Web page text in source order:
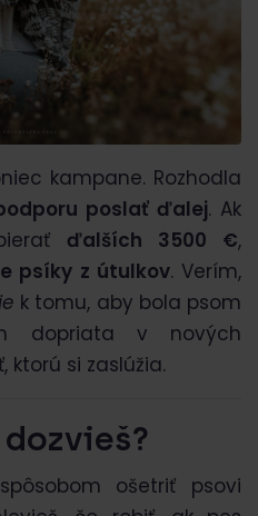
kampane. Rozhodla
poslať ďalej. Ak
ďalších 3500 €,
psíky z útulkov. Verím,
k tomu, aby bola psom
dopriata v nových
si zaslúžia.
ošetriť psovi